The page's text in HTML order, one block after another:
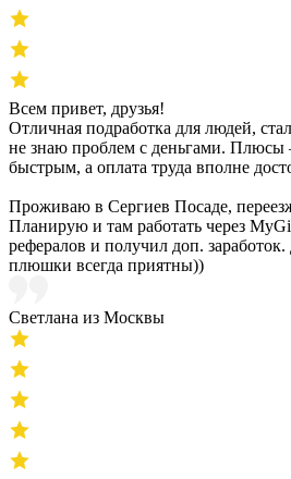
Всем привет, друзья!
Отличная подработка для людей,
не знаю проблем с деньгами. Плюсы
быстрым, а оплата труда вполне
Проживаю в Сергиев Посаде,
Планирую и там работать через
рефералов и получил доп.
плюшки всегда приятны))
Светлана из Москвы